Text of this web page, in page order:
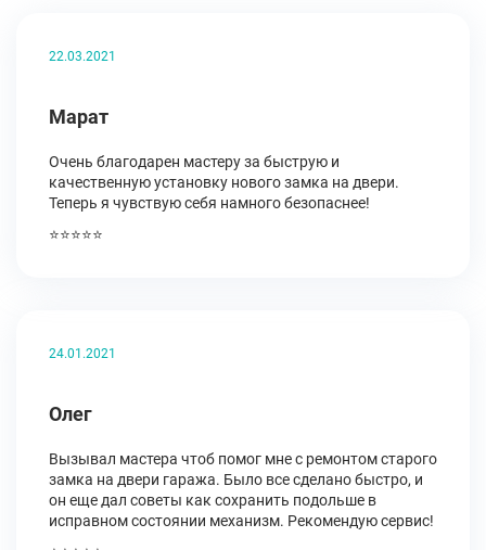
22.03.2021
Марат
Очень благодарен мастеру за быструю и
качественную установку нового замка на двери.
Теперь я чувствую себя намного безопаснее!
⭐⭐⭐⭐⭐
24.01.2021
Олег
Вызывал мастера чтоб помог мне с ремонтом старого
замка на двери гаража. Было все сделано быстро, и
он еще дал советы как сохранить подольше в
исправном состоянии механизм. Рекомендую сервис!